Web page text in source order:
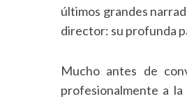
últimos grandes
director: su profunda
Mucho antes de
profesionalmente a